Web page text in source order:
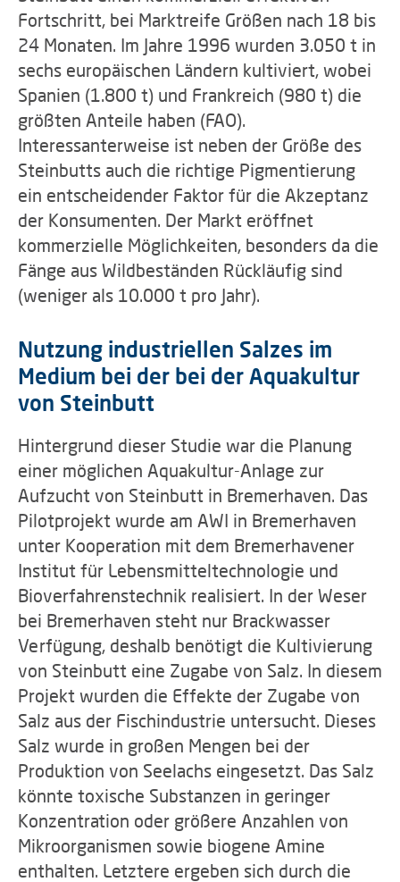
Fortschritt, bei Marktreife Größen nach 18 bis
24 Monaten. Im Jahre 1996 wurden 3.050 t in
sechs europäischen Ländern kultiviert, wobei
Spanien (1.800 t) und Frankreich (980 t) die
größten Anteile haben (FAO).
Interessanterweise ist neben der Größe des
Steinbutts auch die richtige Pigmentierung
ein entscheidender Faktor für die Akzeptanz
der Konsumenten. Der Markt eröffnet
kommerzielle Möglichkeiten, besonders da die
Fänge aus Wildbeständen Rückläufig sind
(weniger als 10.000 t pro Jahr).
Nutzung industriellen Salzes im
Medium bei der bei der Aquakultur
von Steinbutt
Hintergrund dieser Studie war die Planung
einer möglichen Aquakultur-Anlage zur
Aufzucht von Steinbutt in Bremerhaven. Das
Pilotprojekt wurde am AWI in Bremerhaven
unter Kooperation mit dem Bremerhavener
Institut für Lebensmitteltechnologie und
Bioverfahrenstechnik realisiert. In der Weser
bei Bremerhaven steht nur Brackwasser
Verfügung, deshalb benötigt die Kultivierung
von Steinbutt eine Zugabe von Salz. In diesem
Projekt wurden die Effekte der Zugabe von
Salz aus der Fischindustrie untersucht. Dieses
Salz wurde in großen Mengen bei der
Produktion von Seelachs eingesetzt. Das Salz
könnte toxische Substanzen in geringer
Konzentration oder größere Anzahlen von
Mikroorganismen sowie biogene Amine
enthalten. Letztere ergeben sich durch die